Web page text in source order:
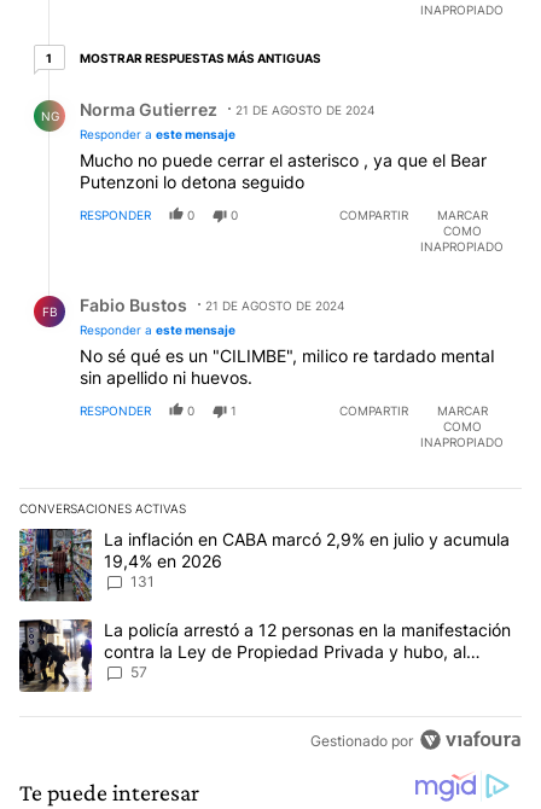
INAPROPIADO
11 respuesta más antiguas
MOSTRAR RESPUESTAS MÁS ANTIGUAS
NG Norma Gutierrez
21 DE AGOSTO DE 2024
Responder a este mensaje
Mucho no puede cerrar el asterisco , ya que el Bear
Putenzoni lo detona seguido
RESPONDER 0 0 COMPARTIR
MARCAR
COMO
INAPROPIADO
FB Fabio Bustos
21 DE AGOSTO DE 2024
Responder a este mensaje
No sé qué es un "CILIMBE", miIico re tardado mentaI
sin apellido ni huevos.
RESPONDER 0 1 COMPARTIR
MARCAR
COMO
INAPROPIADO
CONVERSACIONES ACTIVAS
Este listado muestra los artículos con más comentarios en los
Un artículo de tendencia con el título "La inflación en CABA
La inflación en CABA marcó 2,9% en julio y acumula
19,4% en 2026
131
Un artículo de tendencia con el título "La policía arrestó a 12
La policía arrestó a 12 personas en la manifestación
contra la Ley de Propiedad Privada y hubo, al
menos, 3 agentes heridos
57
Gestionado por